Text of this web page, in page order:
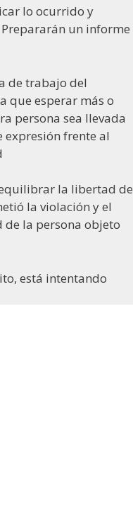
lo ocurrido y
un informe
de trabajo del
que esperar más o
persona sea llevada
frente al
la libertad de
la violación y el
la persona objeto
está intentando